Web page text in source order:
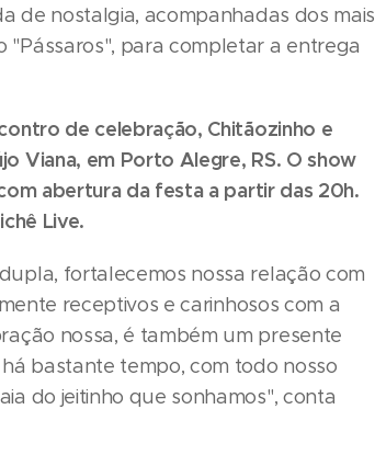
de nostalgia, acompanhadas dos mais
para completar a entrega
de celebração, Chitãozinho e
Viana, em Porto Alegre, RS. O show
abertura da festa a partir das 20h.
Live.
fortalecemos nossa relação com
receptivos e carinhosos com a
nossa, é também um presente
bastante tempo, com todo nosso
do jeitinho que sonhamos", conta